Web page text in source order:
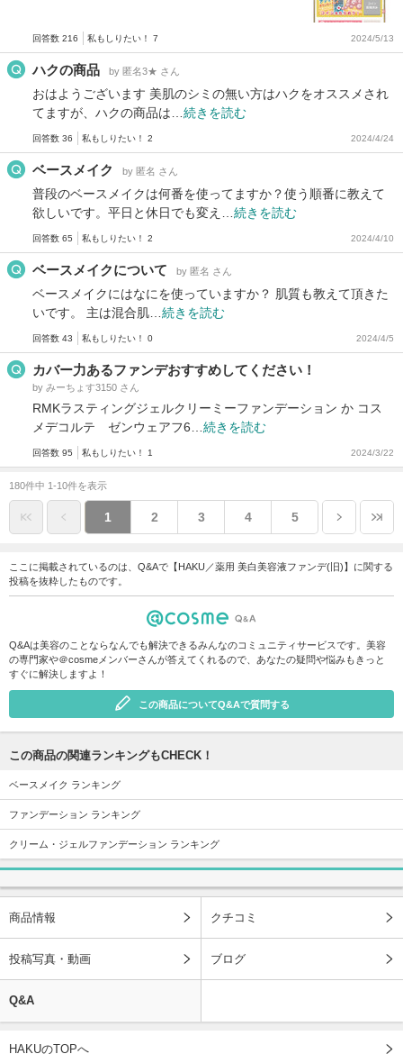
回答数 216 私もしりたい！ 7 2024/5/13
ハクの商品 by 匿名3★ さん
おはようございます 美肌のシミの無い方はハクをオススメされ
てますが、ハクの商品は… 続きを読む
回答数 36 私もしりたい！ 2 2024/4/24
ベースメイク by 匿名 さん
普段のベースメイクは何番を使ってますか？使う順番に教えて
欲しいです。平日と休日でも変え… 続きを読む
回答数 65 私もしりたい！ 2 2024/4/10
ベースメイクについて by 匿名 さん
ベースメイクにはなにを使っていますか？ 肌質も教えて頂きた
いです。 主は混合肌… 続きを読む
回答数 43 私もしりたい！ 0 2024/4/5
カバー力あるファンデおすすめしてください！
by みーちょす3150 さん
RMKラスティングジェルクリーミーファンデーション か コス
メデコルテ ゼンウェアフ6… 続きを読む
回答数 95 私もしりたい！ 1 2024/3/22
180件中 1-10件を表示
1 2 3 4 5
ここに掲載されているのは、Q&Aで【HAKU／薬用 美白美容液ファンデ(旧)】に関する
投稿を抜粋したものです。
Q&Aは美容のことならなんでも解決できるみんなのコミュニティサービスです。美容
の専門家や＠cosmeメンバーさんが答えてくれるので、あなたの疑問や悩みもきっと
すぐに解決しますよ！
この商品についてQ&Aで質問する
この商品の関連ランキングもCHECK！
ベースメイク ランキング
ファンデーション ランキング
クリーム・ジェルファンデーション ランキング
商品情報 クチコミ
投稿写真・動画 ブログ
Q&A
HAKUのTOPへ